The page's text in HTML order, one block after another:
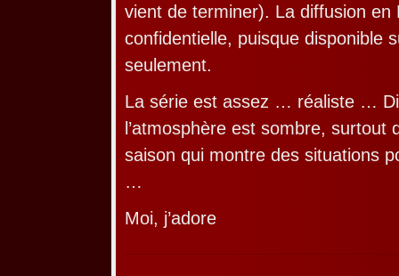
vient de terminer). La diffusion en
confidentielle, puisque disponible
seulement.
La série est assez … réaliste …
l’atmosphère est sombre, surtout
saison qui montre des situations
…
Moi, j’adore